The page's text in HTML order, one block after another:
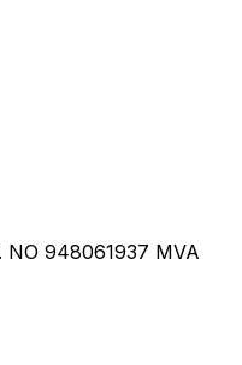
NO 948061937 MVA